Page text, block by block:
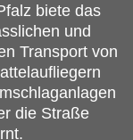
biete das
und
Transport von
die Straße